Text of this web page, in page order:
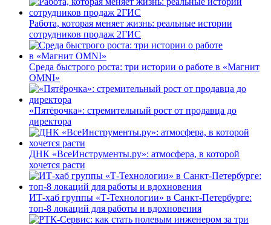
Работа, которая меняет жизнь: реальные истории
сотрудников продаж 2ГИС
Среда быстрого роста: три истории о работе в «Магнит
OMNI»
«Пятёрочка»: стремительный рост от продавца до
директора
ДНК «ВсеИнструменты.ру»: атмосфера, в которой
хочется расти
ИТ-хаб группы «Т-Технологии» в Санкт-Петербурге:
топ-8 локаций для работы и вдохновения